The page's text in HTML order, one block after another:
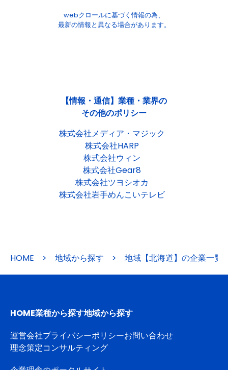
webクロールに基づく情報の為、
最新の情報と異なる場合があります。
【情報・通信】業種・業界の
その他のポリシー
株式会社メディア・マジック
株式会社HARP
株式会社ウィン
株式会社Gear8
株式会社ツヨシオカ
株式会社岩手めんこいテレビ
HOME > 地域から探す > 地域【北海道】の企業一覧
HOME業種から探す地域から探す
運営会社プライバシーポリシーお問い合わせ
理念策定コンサルティング